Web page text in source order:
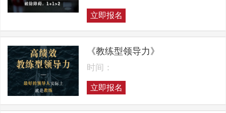
立即报名
《教练型领导力》
时间：
立即报名